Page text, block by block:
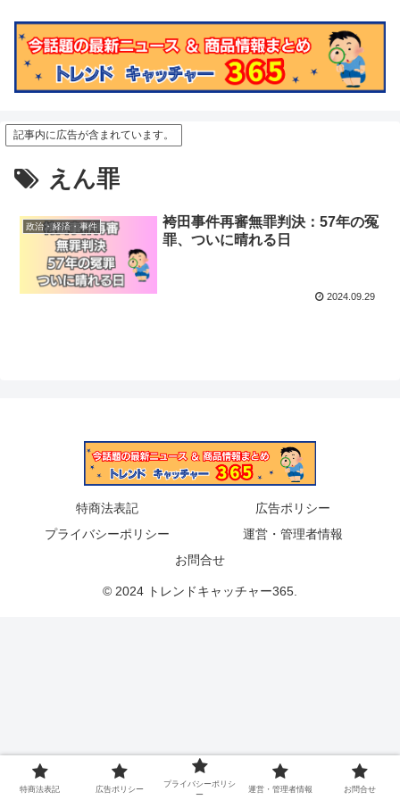
記事内に広告が含まれています。
えん罪
政治・経済・事件
袴田事件再審無罪判決：57年の冤
罪、ついに晴れる日
2024.09.29
特商法表記
広告ポリシー
プライバシーポリシー
運営・管理者情報
お問合せ
© 2024 トレンドキャッチャー365.
特商法表記 広告ポリシー
プライバシーポリシ
ー
運営・管理者情報 お問合せ